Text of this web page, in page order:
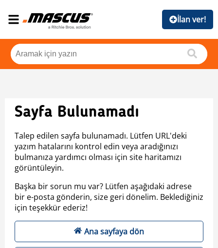
İlan ver!
Sayfa Bulunamadı
Talep edilen sayfa bulunamadı. Lütfen URL'deki
yazım hatalarını kontrol edin veya aradığınızı
bulmanıza yardımcı olması için site haritamızı
görüntüleyin.
Başka bir sorun mu var? Lütfen aşağıdaki adrese
bir e-posta gönderin, size geri dönelim. Beklediğiniz
için teşekkür ederiz!
Ana sayfaya dön